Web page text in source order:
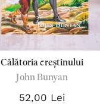
Călătoria creștinului
John Bunyan
52,00 Lei